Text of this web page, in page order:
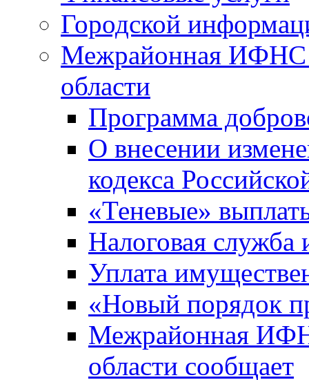
Городской
Межрайонная ИФНС
области
Программа
О внесении
кодекса
«Теневые»
Налоговая служба
Уплата
«Новый порядок
Межрайонная
области сообщает